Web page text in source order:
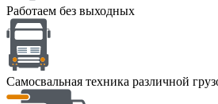
Работаем без выходных
Cамосвальная техника различной